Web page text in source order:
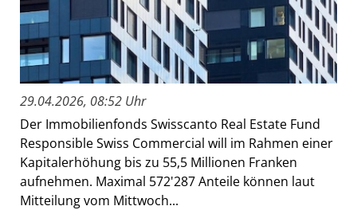
29.04.2026, 08:52 Uhr
Der Immobilienfonds Swisscanto Real Estate Fund
Responsible Swiss Commercial will im Rahmen einer
Kapitalerhöhung bis zu 55,5 Millionen Franken
aufnehmen. Maximal 572'287 Anteile können laut
Mitteilung vom Mittwoch...